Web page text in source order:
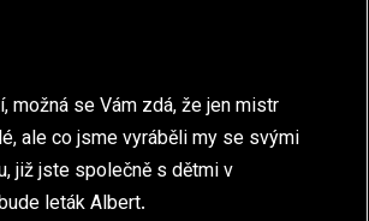
se Vám zdá, že jen mistr
ale co jsme vyráběli my se svými
již jste společně s dětmi v
leták Albert.